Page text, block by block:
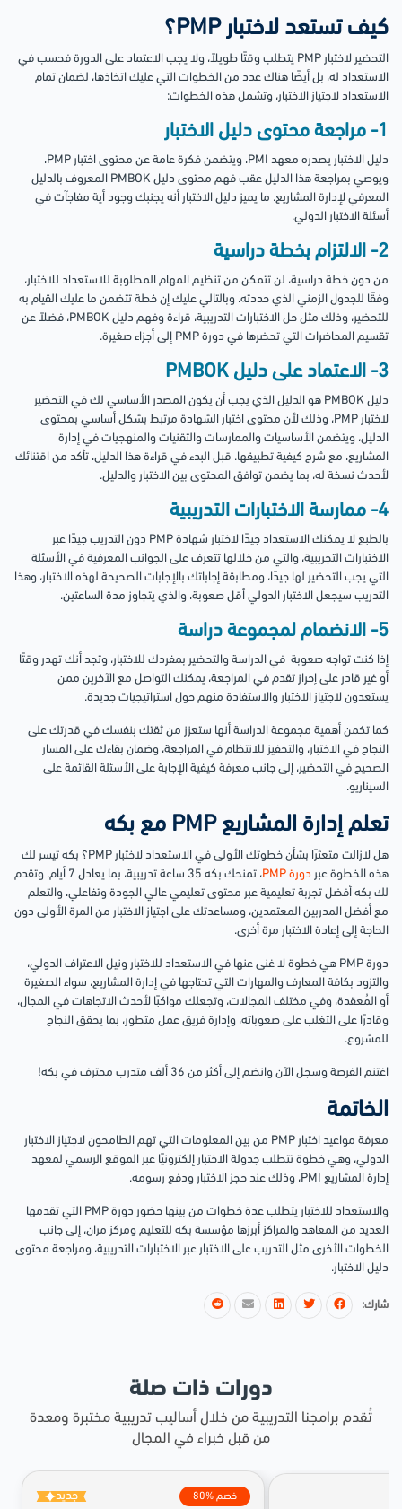
كيف تستعد لاختبار PMP؟
التحضير لاختبار PMP يتطلب وقتًا طويلاً، ولا يجب الاعتماد على الدورة فحسب في
الاستعداد له، بل أيضًا هناك عدد من الخطوات التي عليك اتخاذها، لضمان تمام
الاستعداد لاجتياز الاختبار، وتشمل هذه الخطوات:
1- مراجعة محتوى دليل الاختبار
دليل الاختبار يصدره معهد PMI، ويتضمن فكرة عامة عن محتوى اختبار PMP،
ويوصي بمراجعة هذا الدليل عقب فهم محتوى دليل PMBOK المعروف بالدليل
المعرفي لإدارة المشاريع. ما يميز دليل الاختبار أنه يجنبك وجود أية مفاجآت في
أسئلة الاختبار الدولي.
2- الالتزام بخطة دراسية
من دون خطة دراسية، لن تتمكن من تنظيم المهام المطلوبة للاستعداد للاختبار،
وفقًا للجدول الزمني الذي حددته. وبالتالي عليك إن خطة تتضمن ما عليك القيام به
للتحضير، وذلك مثل حل الاختبارات التدريبية، قراءة وفهم دليل PMBOK، فضلاً عن
تقسيم المحاضرات التي تحضرها في دورة PMP إلى أجزاء صغيرة.
3- الاعتماد على دليل PMBOK
دليل PMBOK هو الدليل الذي يجب أن يكون المصدر الأساسي لك في التحضير
لاختبار PMP، وذلك لأن محتوى اختبار الشهادة مرتبط بشكل أساسي بمحتوى
الدليل، ويتضمن الأساسيات والممارسات والتقنيات والمنهجيات في إدارة
المشاريع، مع شرح كيفية تطبيقها. قبل البدء في قراءة هذا الدليل، تأكد من اقتنائك
لأحدث نسخة له، بما يضمن توافق المحتوى بين الاختبار والدليل.
4- ممارسة الاختبارات التدريبية
بالطبع لا يمكنك الاستعداد جيدًا لاختبار شهادة PMP دون التدريب جيدًا عبر
الاختبارات التجريبية، والتي من خلالها تتعرف على الجوانب المعرفية في الأسئلة
التي يجب التحضير لها جيدًا، ومطابقة إجاباتك بالإجابات الصحيحة لهذه الاختبار، وهذا
التدريب سيجعل الاختبار الدولي أقل صعوبة، والذي يتجاوز مدة الساعتين.
5- الانضمام لمجموعة دراسة
إذا كنت تواجه صعوبة في الدراسة والتحضير بمفردك للاختبار، وتجد أنك تهدر وقتًا
أو غير قادر على إحراز تقدم في المراجعة، يمكنك التواصل مع الآخرين ممن
يستعدون لاجتياز الاختبار والاستفادة منهم حول استراتيجيات جديدة.
كما تكمن أهمية مجموعة الدراسة أنها ستعزز من ثقتك بنفسك في قدرتك على
النجاح في الاختبار، والتحفيز للانتظام في المراجعة، وضمان بقاءك على المسار
الصحيح في التحضير، إلى جانب معرفة كيفية الإجابة على الأسئلة القائمة على
السيناريو.
تعلم إدارة المشاريع PMP مع بكه
هل لازالت متعثرًا بشأن خطوتك الأولى في الاستعداد لاختبار PMP؟ بكه تيسر لك
هذه الخطوة عبر دورة PMP
، تمنحك بكه 35 ساعة تدريبية، بما يعادل 7 أيام. وتقدم
لك بكه أفضل تجربة تعليمية عبر محتوى تعليمي عالي الجودة وتفاعلي، والتعلم
مع أفضل المدربين المعتمدين، ومساعدتك على اجتياز الاختبار من المرة الأولى دون
الحاجة إلى إعادة الاختبار مرة أخرى.
دورة PMP هي خطوة لا غنى عنها في الاستعداد للاختبار ونيل الاعتراف الدولي،
والتزود بكافة المعارف والمهارات التي تحتاجها في إدارة المشاريع، سواء الصغيرة
أو المُعقدة، وفي مختلف المجالات، وتجعلك مواكبًا لأحدث الاتجاهات في المجال،
وقادرًا على التغلب على صعوباته، وإدارة فريق عمل متطور، بما يحقق النجاح
للمشروع.
اغتنم الفرصة وسجل الآن وانضم إلى أكثر من 36 ألف متدرب محترف في بكه!
الخاتمة
معرفة مواعيد اختبار PMP من بين المعلومات التي تهم الطامحون لاجتياز الاختبار
الدولي، وهي خطوة تتطلب جدولة الاختبار إلكترونيًا عبر الموقع الرسمي لمعهد
إدارة المشاريع PMI، وذلك عند حجز الاختبار ودفع رسومه.
والاستعداد للاختبار يتطلب عدة خطوات من بينها حضور دورة PMP التي تقدمها
العديد من المعاهد والمراكز أبرزها مؤسسة بكه للتعليم ومركز مران، إلى جانب
الخطوات الأخرى مثل التدريب على الاختبار عبر الاختبارات التدريبية، ومراجعة محتوى
دليل الاختبار.
شارك:
دورات ذات صلة
تُقدم برامجنا التدريبية من خلال أساليب تدريبية مختبرة ومعدة
من قبل خبراء في المجال
جديد 80% خصم